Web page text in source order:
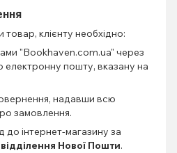
клієнту необхідно:
"Bookhaven.com.ua" через
електронну пошту, вказану на
надавши всю
замовлення.
до інтернет-магазину за
Нової Пошти.